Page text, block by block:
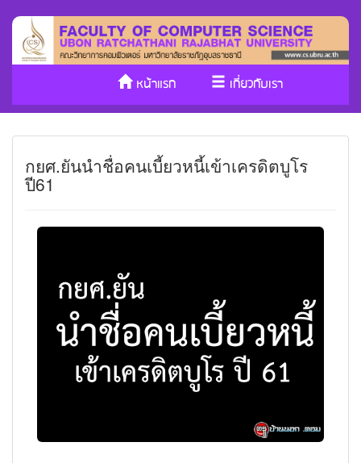
หน้าแรก
เกี่ยวกับเรา
ประกันคุณภาพ
วารสาร Cs
กยศ.ยันนำชื่อคนเบี้ยวหนี้เข้าเครดิตบูโร
ปี61